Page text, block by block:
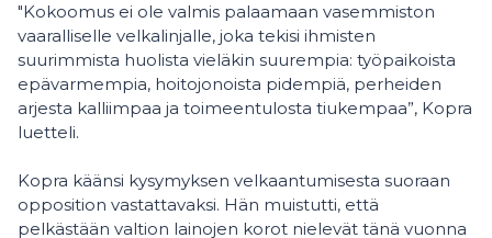
"Kokoomus ei ole valmis palaamaan vasemmiston
vaaralliselle velkalinjalle, joka tekisi ihmisten
suurimmista huolista vieläkin suurempia: työpaikoista
epävarmempia, hoitojonoista pidempiä, perheiden
arjesta kalliimpaa ja toimeentulosta tiukempaa”, Kopra
luetteli.
Kopra käänsi kysymyksen velkaantumisesta suoraan
opposition vastattavaksi. Hän muistutti, että
pelkästään valtion lainojen korot nielevät tänä vuonna